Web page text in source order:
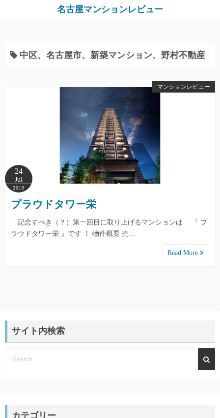
名古屋マンションレビュー
中区、名古屋市、新築マンション、野村不動産
マンションレビュー
24
Jul
2019
プラウドタワー栄
記念すべき（？）第一回目に取り上げるマンションは 『 プ
ラウドタワー栄 』です ！ 物件概要 売…
Read More
サイト内検索
カテゴリー